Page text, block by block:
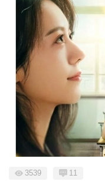
3539 11